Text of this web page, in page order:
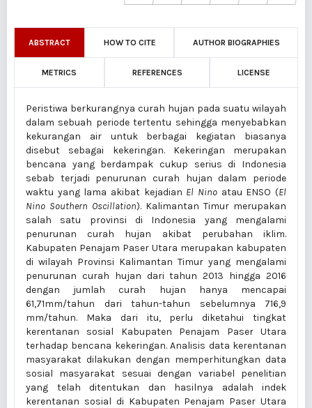
ABSTRACT HOW TO CITE AUTHOR BIOGRAPHIES
METRICS REFERENCES LICENSE
Peristiwa berkurangnya curah hujan pada suatu wilayah
dalam sebuah periode tertentu sehingga menyebabkan
kekurangan air untuk berbagai kegiatan biasanya
disebut sebagai kekeringan. Kekeringan merupakan
bencana yang berdampak cukup serius di Indonesia
sebab terjadi penurunan curah hujan dalam periode
waktu yang lama akibat kejadian El Nino atau ENSO (El
Nino Southern Oscillation). Kalimantan Timur merupakan
salah satu provinsi di Indonesia yang mengalami
penurunan curah hujan akibat perubahan iklim.
Kabupaten Penajam Paser Utara merupakan kabupaten
di wilayah Provinsi Kalimantan Timur yang mengalami
penurunan curah hujan dari tahun 2013 hingga 2016
dengan jumlah curah hujan hanya mencapai
61,71mm/tahun dari tahun-tahun sebelumnya 716,9
mm/tahun. Maka dari itu, perlu diketahui tingkat
kerentanan sosial Kabupaten Penajam Paser Utara
terhadap bencana kekeringan. Analisis data kerentanan
masyarakat dilakukan dengan memperhitungkan data
sosial masyarakat sesuai dengan variabel penelitian
yang telah ditentukan dan hasilnya adalah indek
kerentanan sosial di Kabupaten Penajam Paser Utara